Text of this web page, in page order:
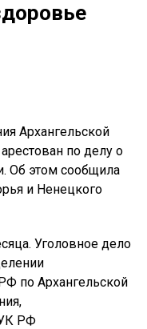
Архангельской
по делу о
Об этом сообщила
и Ненецкого
Уголовное дело
по Архангельской
УК РФ